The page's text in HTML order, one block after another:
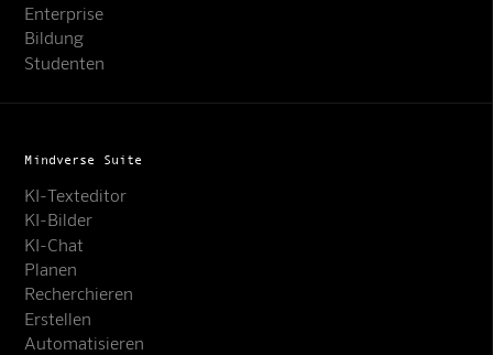
Enterprise
Bildung
Studenten
Mindverse Suite
KI-Texteditor
KI-Bilder
KI-Chat
Planen
Recherchieren
Erstellen
Automatisieren